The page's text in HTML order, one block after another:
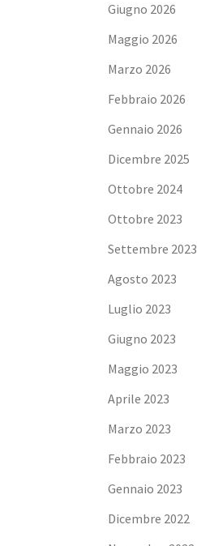
Giugno 2026
Maggio 2026
Marzo 2026
Febbraio 2026
Gennaio 2026
Dicembre 2025
Ottobre 2024
Ottobre 2023
Settembre 2023
Agosto 2023
Luglio 2023
Giugno 2023
Maggio 2023
Aprile 2023
Marzo 2023
Febbraio 2023
Gennaio 2023
Dicembre 2022